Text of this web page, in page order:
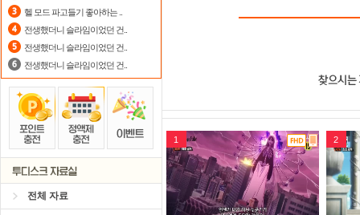
헬 모드 파고들기 좋아하는 ..
전생했더니 슬라임이었던 건..
전생했더니 슬라임이었던 건..
전생했더니 슬라임이었던 건..
전체 자료
1 2